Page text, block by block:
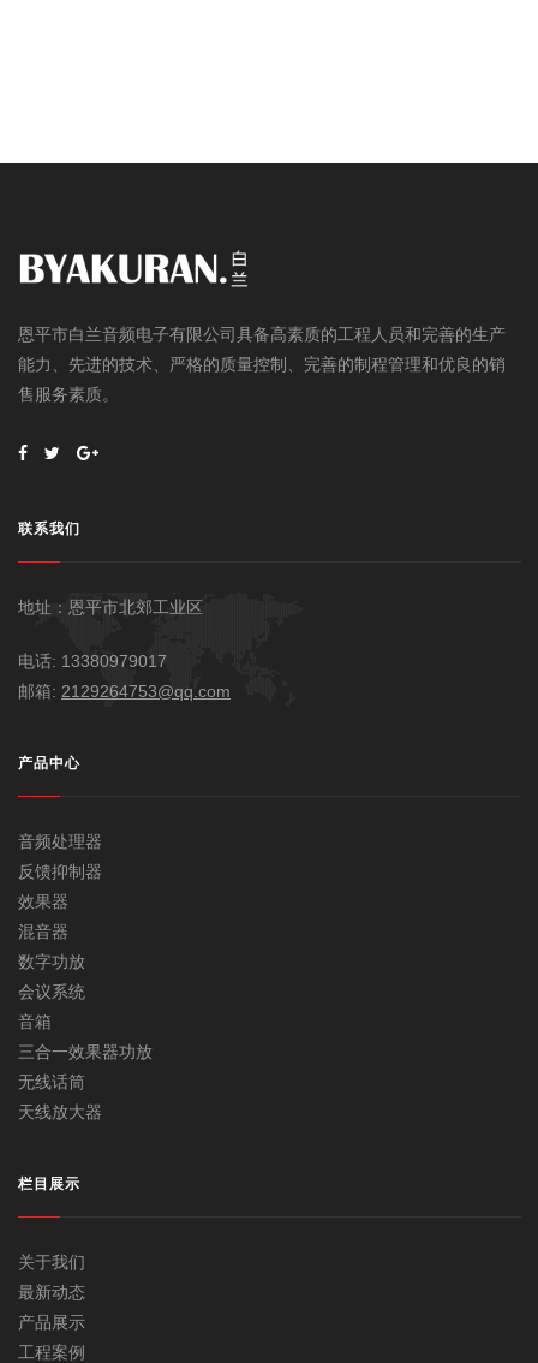
恩平市白兰音频电子有限公司具备高素质的工程人员和完善的生产
能力、先进的技术、严格的质量控制、完善的制程管理和优良的销
售服务素质。
联系我们
地址：恩平市北郊工业区
电话: 13380979017
邮箱: 2129264753@qq.com
产品中心
音频处理器
反馈抑制器
效果器
混音器
数字功放
会议系统
音箱
三合一效果器功放
无线话筒
天线放大器
栏目展示
关于我们
最新动态
产品展示
工程案例